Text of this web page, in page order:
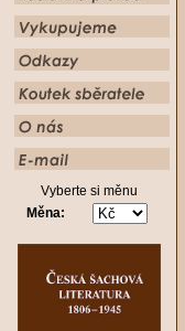
Vyberte si měnu
Měna: